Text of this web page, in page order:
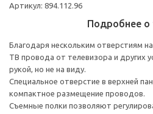
Артикул: 894.112.96
Подробнее о
Благодаря нескольким отверстиям
ТВ провода от телевизора и других
рукой, но не на виду.
Специальное отверстие в верхней
компактное размещение проводов.
Съемные полки позволяют